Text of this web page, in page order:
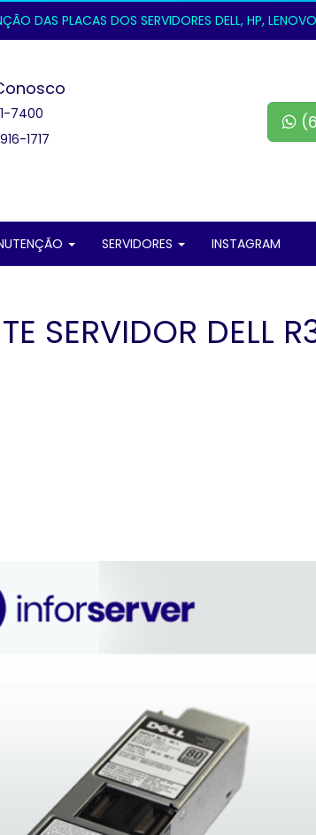
DAS PLACAS DOS SERVIDORES DELL, HP,
7400
1717
SERVIDORES INSTAGRAM
SERVIDOR DELL